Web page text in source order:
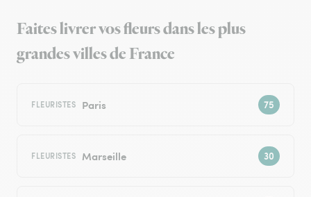
Faites livrer vos fleurs dans les plus
grandes villes de France
FLEURISTES Paris
FLEURISTES Marseille